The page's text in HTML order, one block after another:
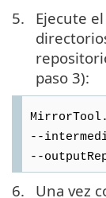
5.
Ejecute
paso 3):
--
--
6.
Una vez